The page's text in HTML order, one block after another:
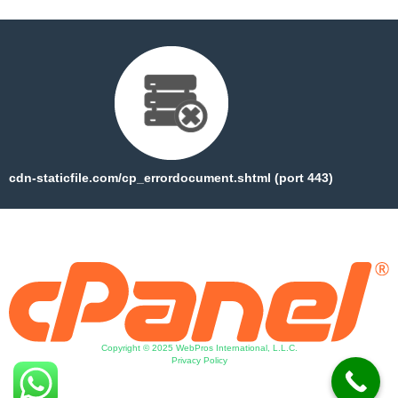
cdn-staticfile.com/cp_errordocument.shtml (port 443)
Copyright © 2025 WebPros International, L.L.C.
Privacy Policy